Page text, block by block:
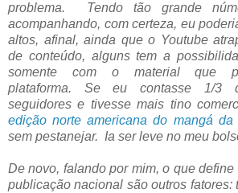
problema. Tendo tão grande
acompanhando, com certeza, eu
altos, afinal, ainda que o Youtube
de conteúdo, alguns tem a
somente com o material que
plataforma. Se eu contasse 1/3
seguidores e tivesse mais tino
edição norte americana do mangá
sem pestanejar. Ia ser leve no meu
De novo, falando por mim, o que
publicação nacional são outros fatores: